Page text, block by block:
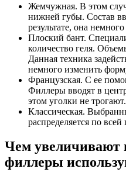
Жемчужная. В этом
нижней губы. Состав
результате, она
Плоский бант.
количество геля.
Данная техника
немного изменить
Французская. С ее
Филлеры вводят в
этом уголки не трогают.
Классическая.
распределяется по
Чем увеличивают
филлеры